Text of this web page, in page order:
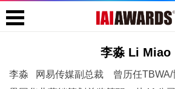
李淼 Li Miao
李淼 网易传媒副总裁 曾历任TBWA/